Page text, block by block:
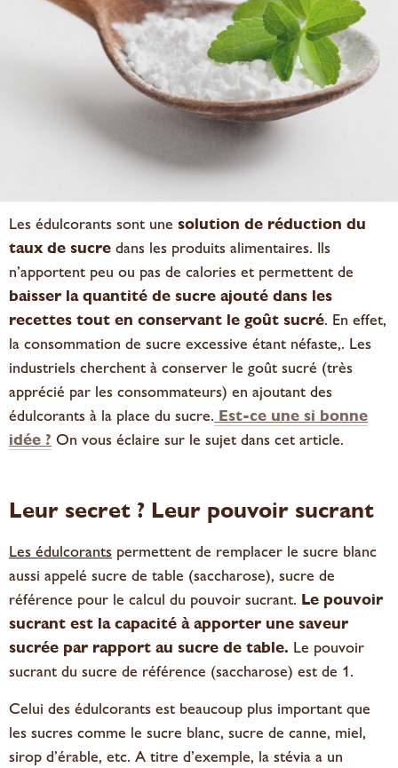
Les édulcorants sont une solution de réduction du
taux de sucre dans les produits alimentaires. Ils
n’apportent peu ou pas de calories et permettent de
baisser la quantité de sucre ajouté dans les
recettes tout en conservant le goût sucré. En effet,
la consommation de sucre excessive étant néfaste,. Les
industriels cherchent à conserver le goût sucré (très
apprécié par les consommateurs) en ajoutant des
édulcorants à la place du sucre. Est-ce une si bonne
idée ? On vous éclaire sur le sujet dans cet article.
Leur secret ? Leur pouvoir sucrant
Les édulcorants permettent de remplacer le sucre blanc
aussi appelé sucre de table (saccharose), sucre de
référence pour le calcul du pouvoir sucrant. Le pouvoir
sucrant est la capacité à apporter une saveur
sucrée par rapport au sucre de table. Le pouvoir
sucrant du sucre de référence (saccharose) est de 1.
Celui des édulcorants est beaucoup plus important que
les sucres comme le sucre blanc, sucre de canne, miel,
sirop d’érable, etc. A titre d’exemple, la stévia a un